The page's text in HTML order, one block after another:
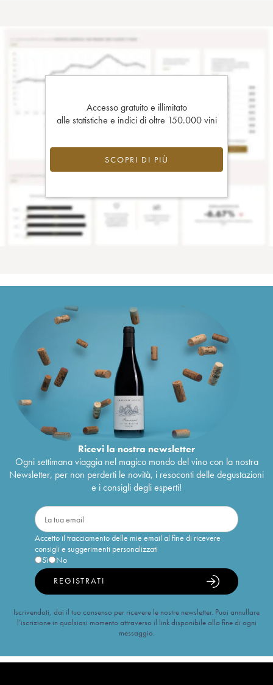
Accesso gratuito e illimitato
alle statistiche e indici di oltre 150.000 vini
SCOPRI DI PIÙ
Ricevi la nostra newsletter
Ogni settimana viaggia nel magico mondo del vino con la nostra
Newsletter, per non perderti le novità, i resoconti delle degustazioni
e i consigli degli esperti!
Accetto il tracciamento delle mie email al fine di ricevere
consigli e suggerimenti personalizzati
Sì
No
REGISTRATI
Iscrivendoti, dai il tuo consenso per ricevere le nostre newsletter. Puoi annullare
l’iscrizione in qualsiasi momento attraverso il link disponibile alla fine di ogni
messaggio.